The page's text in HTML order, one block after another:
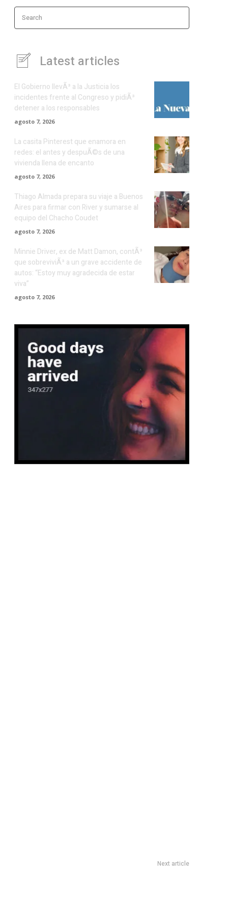
Search
Latest articles
El Gobierno llevÃ³ a la Justicia los
incidentes frente al Congreso y pidiÃ³
detener a los responsables
agosto 7, 2026
La casita Pinterest que enamora en
redes: el antes y despuÃ©s de una
vivienda llena de encanto
agosto 7, 2026
Thiago Almada prepara su viaje a Buenos
Aires para firmar con River y sumarse al
equipo del Chacho Coudet
agosto 7, 2026
Minnie Driver, ex de Matt Damon, contÃ³
que sobreviviÃ³ a un grave accidente de
autos: “Estoy muy agradecida de estar
viva”
agosto 7, 2026
Next article